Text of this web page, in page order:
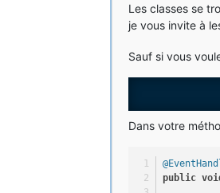
Les classes se
je vous invite à
Sauf si vous
Dans votre
public